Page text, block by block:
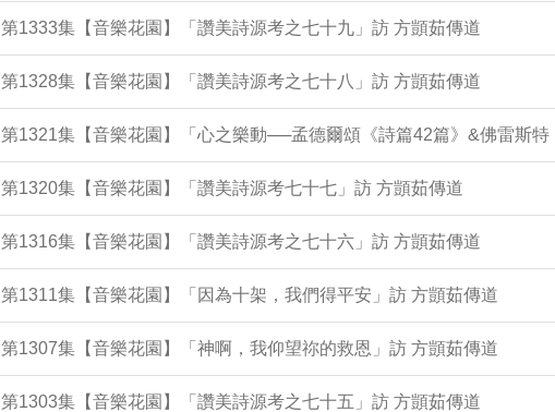
第1333集【音樂花園】「讚美詩源考之七十九」訪 方顗茹傳道
第1328集【音樂花園】「讚美詩源考之七十八」訪 方顗茹傳道
第1321集【音樂花園】「心之樂動──孟德爾頌《詩篇42篇》&佛雷斯
第1320集【音樂花園】「讚美詩源考七十七」訪 方顗茹傳道
第1316集【音樂花園】「讚美詩源考之七十六」訪 方顗茹傳道
第1311集【音樂花園】「因為十架，我們得平安」訪 方顗茹傳道
第1307集【音樂花園】「神啊，我仰望祢的救恩」訪 方顗茹傳道
第1303集【音樂花園】「讚美詩源考之七十五」訪 方顗茹傳道